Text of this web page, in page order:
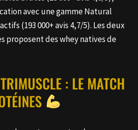
avec une gamme Natural
(193 000+ avis 4,7/5). Les deux
proposent des whey natives de
: LE MATCH